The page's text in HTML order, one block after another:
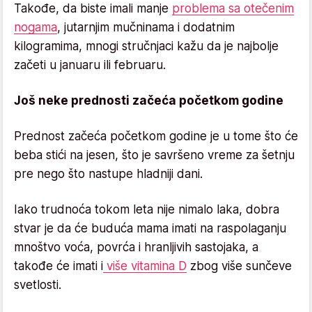
Takođe, da biste imali manje problema sa otečenim
nogama, jutarnjim mučninama i dodatnim
kilogramima, mnogi stručnjaci kažu da je najbolje
začeti u januaru ili februaru.
Još neke prednosti začeća početkom godine
Prednost začeća početkom godine je u tome što će
beba stići na jesen, što je savršeno vreme za šetnju
pre nego što nastupe hladniji dani.
Iako trudnoća tokom leta nije nimalo laka, dobra
stvar je da će buduća mama imati na raspolaganju
mnoštvo voća, povrća i hranljivih sastojaka, a
takođe će imati i više vitamina D zbog više sunčeve
svetlosti.